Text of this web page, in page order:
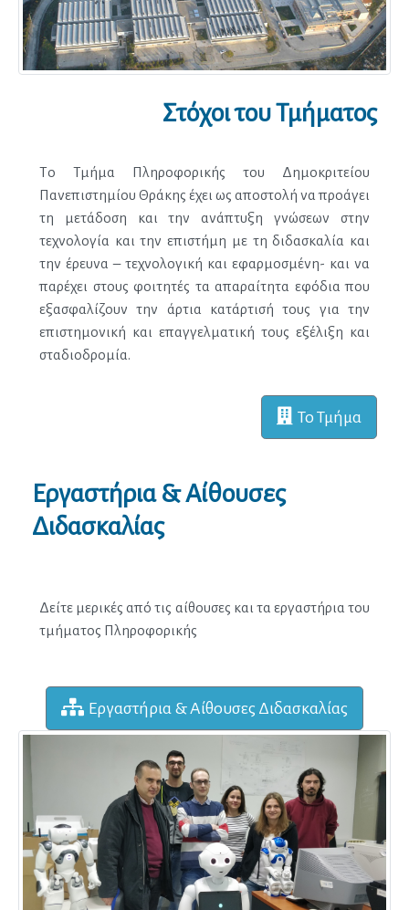
Στόχοι του Τμήματος
Το Τμήμα
Εργαστήρια & Αίθουσες
Διδασκαλίας
Εργαστήρια & Αίθουσες Διδασκαλίας